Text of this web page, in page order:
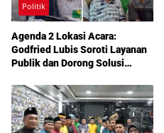
Politik
Agenda 2 Lokasi Acara:
Godfried Lubis Soroti Layanan
Publik dan Dorong Solusi
DPRD Medan